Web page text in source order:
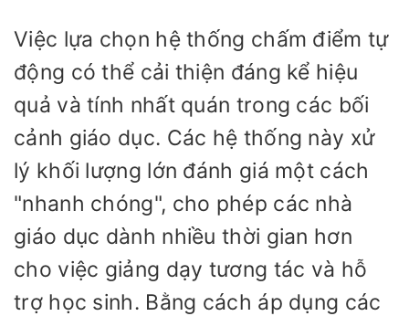
Việc lựa chọn hệ thống chấm điểm tự
động có thể cải thiện đáng kể hiệu
quả và tính nhất quán trong các bối
cảnh giáo dục. Các hệ thống này xử
lý khối lượng lớn đánh giá một cách
"nhanh chóng", cho phép các nhà
giáo dục dành nhiều thời gian hơn
cho việc giảng dạy tương tác và hỗ
trợ học sinh. Bằng cách áp dụng các